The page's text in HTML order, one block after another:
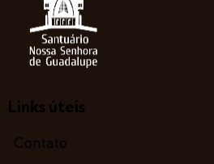
Links úteis
Contato